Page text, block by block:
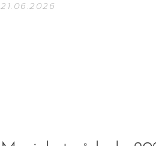
21.06.2026